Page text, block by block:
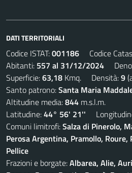
DATI TERRITORIALI
Codice ISTAT:001186 Codice
Abitanti: 557 al 31/12/2024
Superficie:63,18 Kmq. Densità:9
Santo patrono:Santa Maria
Altitudine media:844 m.s.l.m.
Latitudine:44° 56' 21''
Comuni limitrofi:Salza di Pinerolo,
Perosa Argentina, Pramollo,
Pellice
Frazioni e borgate:Albarea, Alie,